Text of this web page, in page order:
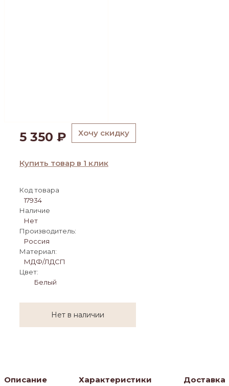
5 350 ₽ Хочу скидку
Купить товар в 1 клик
Код товара
17934
Наличие
Нет
Производитель:
Россия
Материал:
МДФ/ЛДСП
Цвет:
Белый
Нет в наличии
Описание Характеристики Доставка